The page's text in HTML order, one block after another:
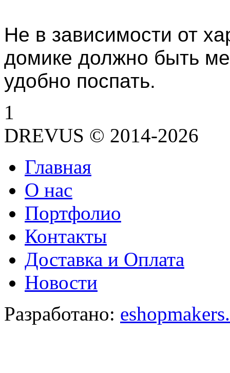
Не в зависимости от
домике должно быть
удобно поспать.
1
DREVUS © 2014-2026
Главная
О нас
Портфолио
Контакты
Доставка и Оплата
Новости
Разработано: